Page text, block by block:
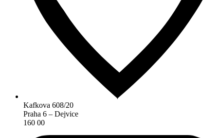
Kafkova 608/20
Praha 6 – Dejvice
160 00